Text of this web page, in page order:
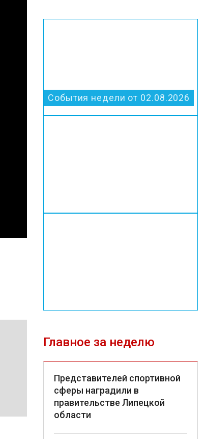
События недели от 02.08.2026
Главное за неделю
Представителей спортивной
сферы наградили в
правительстве Липецкой
области